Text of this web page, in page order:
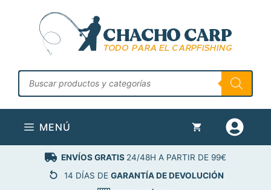
contenido
Búsqueda
de
productos
MENÚ
ENVÍOS GRATIS 24/48H A PARTIR DE 99€
14 DÍAS DE GARANTÍA DE DEVOLUCIÓN